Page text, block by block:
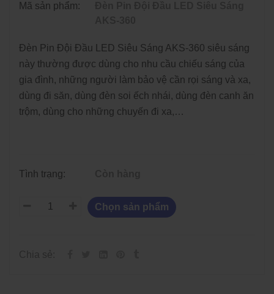
Mã sản phẩm:
Đèn Pin Đội Đầu LED Siêu Sáng AKS-360 siêu sáng
này thường được dùng cho nhu cầu chiếu sáng của
gia đình, những người làm bảo vệ cần rọi sáng và xa,
dùng đi săn, dùng đèn soi ếch nhái, dùng đèn canh ăn
trộm, dùng cho những chuyến đi xa,…
Tình trạng:
Chọn sản phẩm